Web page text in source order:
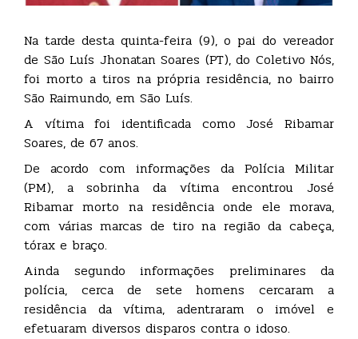
Na tarde desta quinta-feira (9), o pai do vereador
de São Luís Jhonatan Soares (PT), do Coletivo Nós,
foi morto a tiros na própria residência, no bairro
São Raimundo, em São Luís.
A vítima foi identificada como José Ribamar
Soares, de 67 anos.
De acordo com informações da Polícia Militar
(PM), a sobrinha da vítima encontrou José
Ribamar morto na residência onde ele morava,
com várias marcas de tiro na região da cabeça,
tórax e braço.
Ainda segundo informações preliminares da
polícia, cerca de sete homens cercaram a
residência da vítima, adentraram o imóvel e
efetuaram diversos disparos contra o idoso.